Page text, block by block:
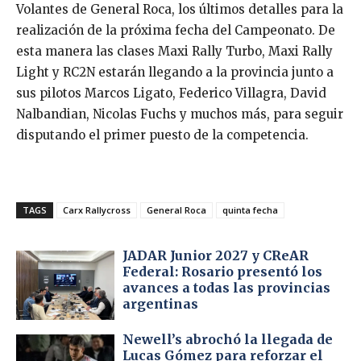
Volantes de General Roca, los últimos detalles para la
realización de la próxima fecha del Campeonato. De
esta manera las clases Maxi Rally Turbo, Maxi Rally
Light y RC2N estarán llegando a la provincia junto a
sus pilotos Marcos Ligato, Federico Villagra, David
Nalbandian, Nicolas Fuchs y muchos más, para seguir
disputando el primer puesto de la competencia.
TAGS Carx Rallycross General Roca quinta fecha
JADAR Junior 2027 y CReAR
Federal: Rosario presentó los
avances a todas las provincias
argentinas
Newell’s abrochó la llegada de
Lucas Gómez para reforzar el